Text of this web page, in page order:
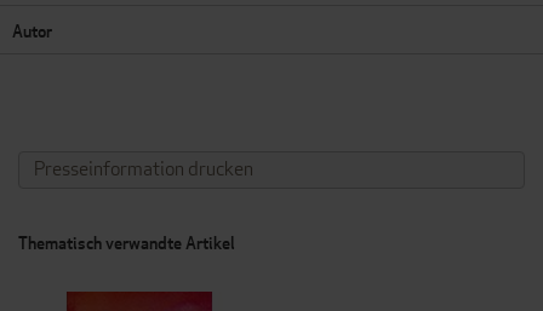
Autor
Presseinformation drucken
Thematisch verwandte Artikel